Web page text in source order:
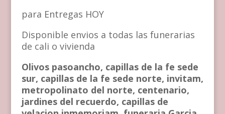
para Entregas HOY
Disponible envios a todas las funerarias
de cali o vivienda
Olivos pasoancho, capillas de la fe sede
sur, capillas de la fe sede norte, invitam,
metropolinato del norte, centenario,
jardines del recuerdo, capillas de